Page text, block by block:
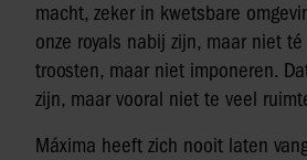
macht, zeker in kwetsbare
onze royals nabij zijn, maar niet
troosten, maar niet imponeren.
zijn, maar vooral niet te veel
Máxima heeft zich nooit laten